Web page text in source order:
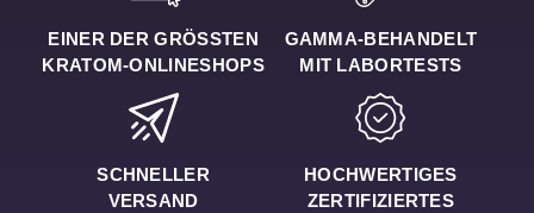
EINER DER GRÖSSTEN K
RATOM-ONLINESHOPS
GAMMA-BEHANDELT
MIT LABORTESTS
SCHNELLER
VERSAND
HOCHWERTIGES
ZERTIFIZIERTES